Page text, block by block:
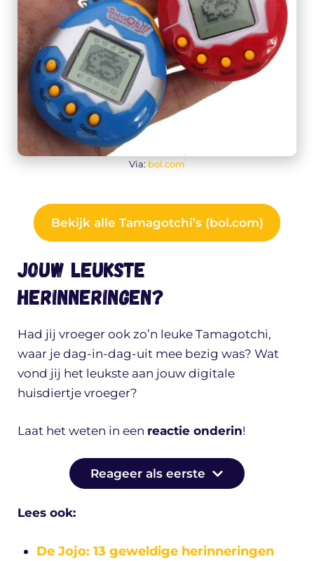
Via: bol.com
Bekijk alle Tamagotchi’s (bol.com)
Jouw leukste
herinneringen?
Had jij vroeger ook zo’n leuke Tamagotchi,
waar je dag-in-dag-uit mee bezig was? Wat
vond jij het leukste aan jouw digitale
huisdiertje vroeger?
Laat het weten in een reactie onderin!
Reageer als eerste
Lees ook:
De Jojo: 13 geweldige herinneringen